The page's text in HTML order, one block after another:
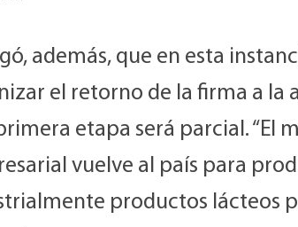
además, que en esta
el retorno de la firma a la
etapa será parcial. “El
vuelve al país para
productos lácteos